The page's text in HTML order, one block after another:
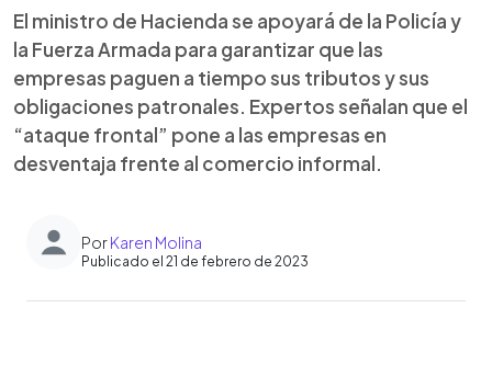
El ministro de Hacienda se apoyará de la Policía y
la Fuerza Armada para garantizar que las
empresas paguen a tiempo sus tributos y sus
obligaciones patronales. Expertos señalan que el
“ataque frontal” pone a las empresas en
desventaja frente al comercio informal.
PorKaren Molina
Publicado el 21 de febrero de 2023